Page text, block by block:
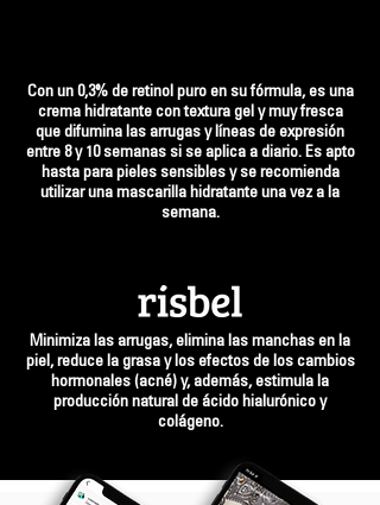
Con un 0,3% de retinol puro en su fórmula, es una
crema hidratante con textura gel y muy fresca
que difumina las arrugas y líneas de expresión
entre 8 y 10 semanas si se aplica a diario. Es apto
hasta para pieles sensibles y se recomienda
utilizar una mascarilla hidratante una vez a la
semana.
Minimiza las arrugas, elimina las manchas en la
piel, reduce la grasa y los efectos de los cambios
hormonales (acné) y, además, estimula la
producción natural de ácido hialurónico y
colágeno.